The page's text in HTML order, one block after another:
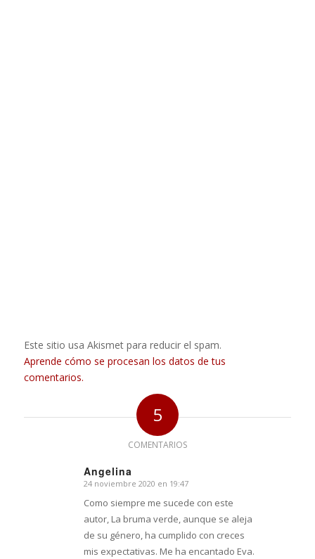
Este sitio usa Akismet para reducir el spam.
Aprende cómo se procesan los datos de tus
comentarios.
5
COMENTARIOS
Angelina
Dice:
24 noviembre 2020 en 19:47
Como siempre me sucede con este
autor, La bruma verde, aunque se aleja
de su género, ha cumplido con creces
mis expectativas. Me ha encantado Eva.